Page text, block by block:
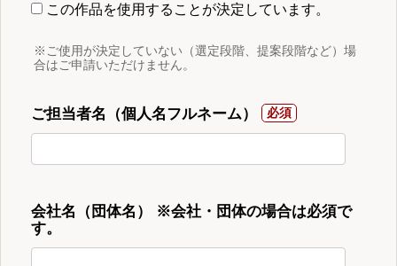
この作品を使用することが決定しています。
※ご使用が決定していない（選定段階、提案段階など）場
合はご申請いただけません。
ご担当者名（個人名フルネーム）
会社名（団体名） ※会社・団体の場合は必須で
す。